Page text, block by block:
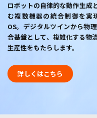
ロボットの自律的な動作生成
む複数機器の統合制御を実
OS。デジタルツインから物
合基盤として、複雑化する物
生産性をもたらします。
詳しくはこちら